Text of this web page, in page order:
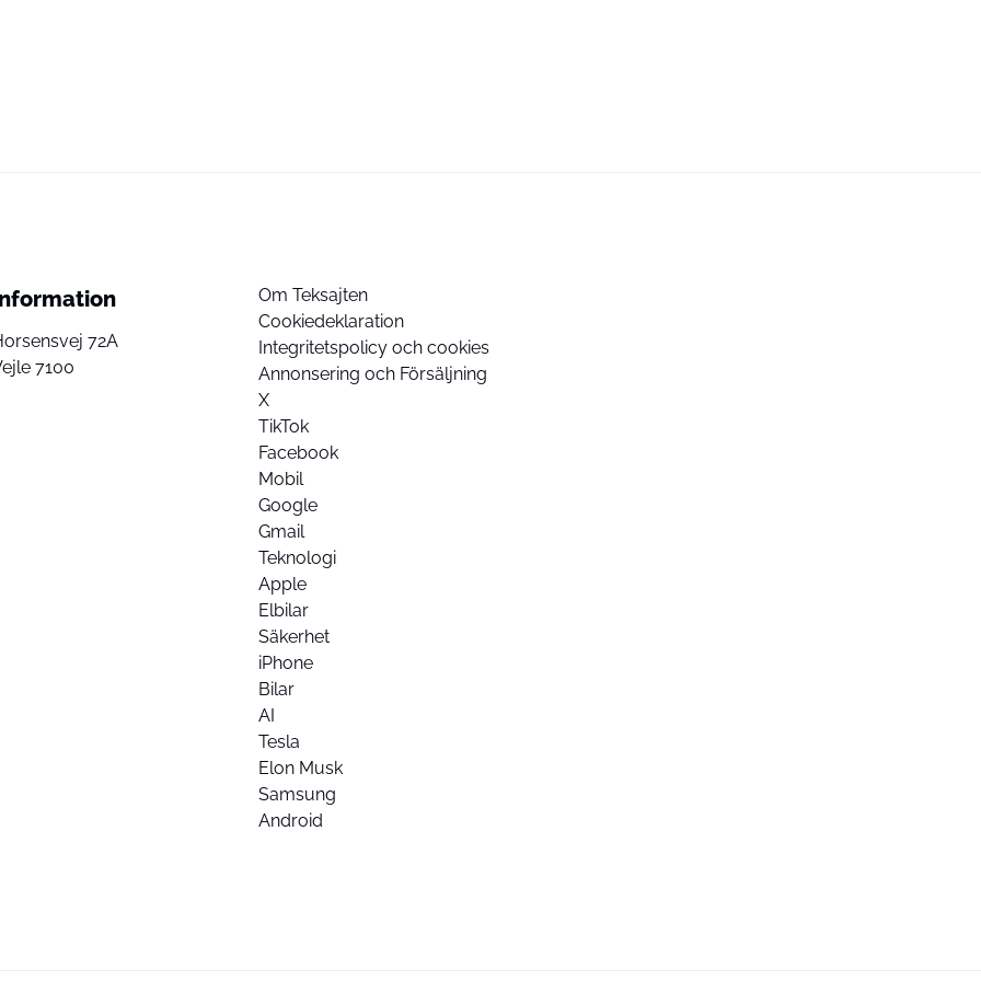
72A
7100
Om Teksajten
Cookiedeklaration
Integritetspolicy och cookies
Annonsering och Försäljning
X
TikTok
Facebook
Mobil
Google
Gmail
Teknologi
Apple
Elbilar
Säkerhet
iPhone
Bilar
AI
Tesla
Elon Musk
Samsung
Android